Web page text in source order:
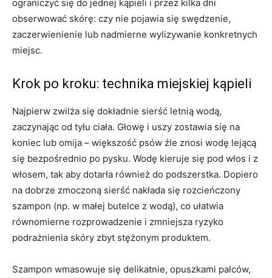
ograniczyć się do jednej kąpieli i przez kilka dni
obserwować skórę: czy nie pojawia się swędzenie,
zaczerwienienie lub nadmierne wylizywanie konkretnych
miejsc.
Krok po kroku: technika miejskiej kąpieli
Najpierw zwilża się dokładnie sierść letnią wodą,
zaczynając od tyłu ciała. Głowę i uszy zostawia się na
koniec lub omija – większość psów źle znosi wodę lejącą
się bezpośrednio po pysku. Wodę kieruje się pod włos i z
włosem, tak aby dotarła również do podszerstka. Dopiero
na dobrze zmoczoną sierść nakłada się rozcieńczony
szampon (np. w małej butelce z wodą), co ułatwia
równomierne rozprowadzenie i zmniejsza ryzyko
podrażnienia skóry zbyt stężonym produktem.
Szampon wmasowuje się delikatnie, opuszkami palców,